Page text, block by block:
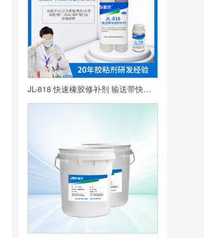
JL-818 快速橡胶修补剂 输送带快速修补